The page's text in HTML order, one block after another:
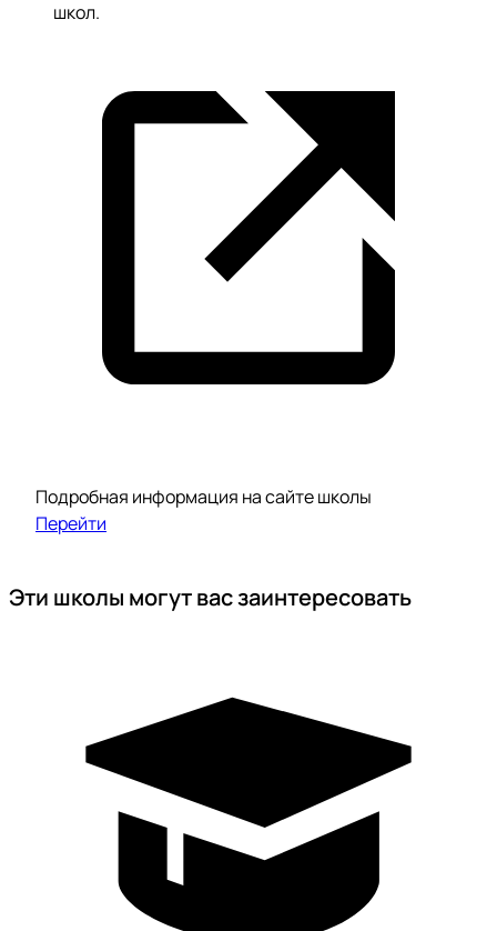
школ.
Подробная информация на сайте школы
Перейти
Эти школы могут вас заинтересовать